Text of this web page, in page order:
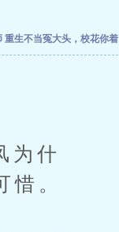
重生不当冤大头，校花你着急啥？
什
。